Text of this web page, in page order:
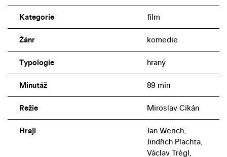
Kategorie film
Žánr komedie
Typologie hraný
Minutáž 89 min
Režie Miroslav Cikán
Hrají
Jan Werich,
Jindřich Plachta,
Václav Trégl,